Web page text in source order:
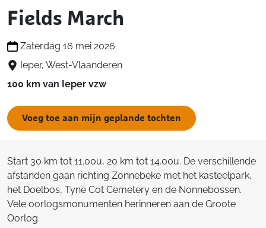
Fields March
Zaterdag 16 mei 2026
Ieper, West-Vlaanderen
100 km van Ieper vzw
Voeg toe aan mijn geplande tochten
Start 30 km tot 11.00u, 20 km tot 14.00u. De verschillende
afstanden gaan richting Zonnebeke met het kasteelpark,
het Doelbos, Tyne Cot Cemetery en de Nonnebossen.
Vele oorlogsmonumenten herinneren aan de Groote
Oorlog.